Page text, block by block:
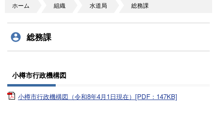
ホーム 組織 水道局 総務課
総務課
小樽市行政機構図
小樽市行政機構図（令和8年4月1日現在）[PDF：147KB]